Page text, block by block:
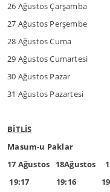
26 Ağustos Çarşamba
27 Ağustos Perşembe
28 Ağustos Cuma
29 Ağustos Cumartesi
30 Ağustos Pazar
31 Ağustos Pazartesi
BİTLİS
Masum-u Paklar
17 Ağustos 18Ağustos
19:17 19:16